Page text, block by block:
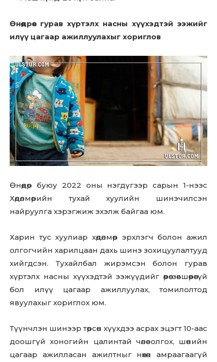
Өнөөдрөөс гурав хүртэлх насны хүүхэдтэй ээжийг
илүү цагаар ажиллуулахыг хориглов
Өнөөдөр буюу 2022 оны нэгдүгээр сарын 1-нээс
Хөдөлмөрийн тухай хуулийн шинэчилсэн
найруулга хэрэгжиж эхэлж байгаа юм.
Харин тус хуулиар хөдөлмөр эрхлэгч болон ажил
олгогчийн харилцаан дахь шинэ зохицуулалтууд
хийгдсэн. Тухайлбал жирэмсэн болон гурав
хүртэлх насны хүүхэдтэй ээжүүдийг өөрөө зөвшөөрөөгүй
бол илүү цагаар ажиллуулах, томилолтод
явуулахыг хориглох юм.
Түүнчлэн шинээр төрсөн хүүхдээ асрах эцэгт 10-аас
доошгүй хоногийн цалинтай чөлөө олгох, шөнийн
цагаар ажилласан ажилтныг нөхөн амраагаагүй